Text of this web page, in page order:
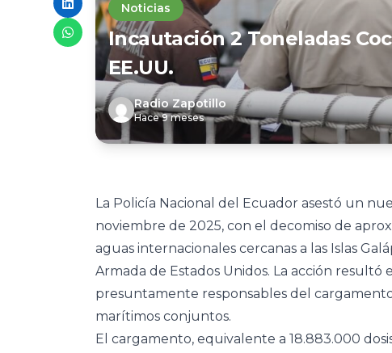
Noticias
Incautación 2 Toneladas
EE.UU.
Radio Zapotillo
Hace 9 meses
La Policía Nacional del Ecuador asestó un
noviembre de 2025, con el decomiso de
aguas internacionales cercanas a las Islas
Armada de Estados Unidos. La acción
presuntamente responsables del
marítimos conjuntos.
El cargamento, equivalente a 18.883.000